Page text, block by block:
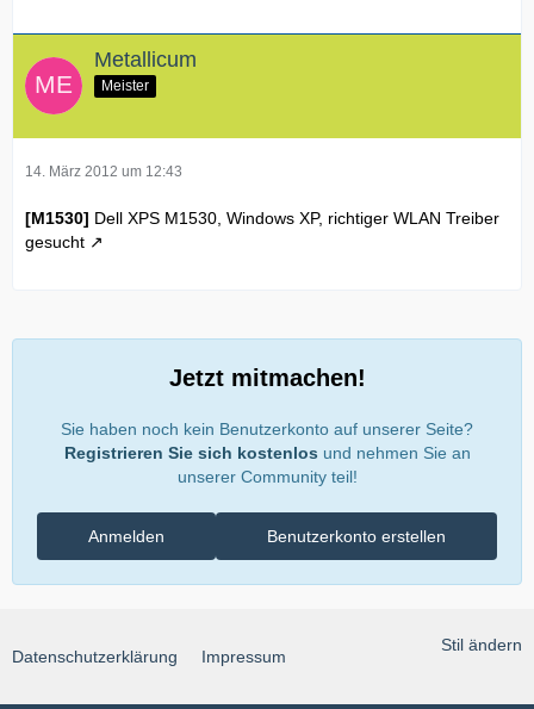
Metallicum
Meister
14. März 2012 um 12:43
[M1530] Dell XPS M1530, Windows XP, richtiger WLAN Treiber
gesucht
Jetzt mitmachen!
Sie haben noch kein Benutzerkonto auf unserer Seite?
Registrieren Sie sich kostenlos und nehmen Sie an
unserer Community teil!
Benutzerkonto erstellen
Anmelden
Stil ändern
Datenschutzerklärung Impressum